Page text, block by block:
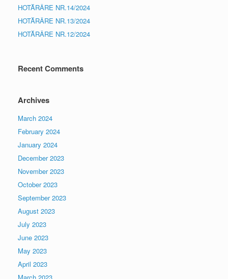
HOTĂRÂRE NR.14/2024
HOTĂRÂRE NR.13/2024
HOTĂRÂRE NR.12/2024
Recent Comments
Archives
March 2024
February 2024
January 2024
December 2023
November 2023
October 2023
September 2023
August 2023
July 2023
June 2023
May 2023
April 2023